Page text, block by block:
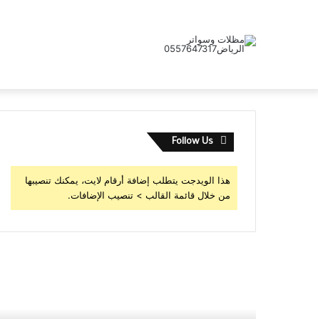
Follow Us
هذا الويدجت يتطلب إضافة أرقام لايت، يمكنك تنصيبها
من خلال قائمة القالب > تنصيب الإضافات.